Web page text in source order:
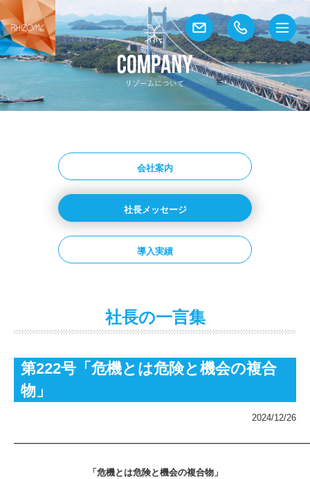
会社案内
社長メッセージ
導入実績
社長の一言集
第222号「危機とは危険と機会の複合
物」
2024/12/26
「 危機とは危険と機会の複合物」